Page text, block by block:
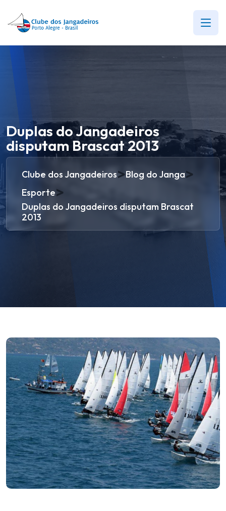
Duplas do Jangadeiros
disputam Brascat 2013
Clube dos Jangadeiros>Blog do Janga>
Esporte>
Duplas do Jangadeiros disputam Brascat
2013